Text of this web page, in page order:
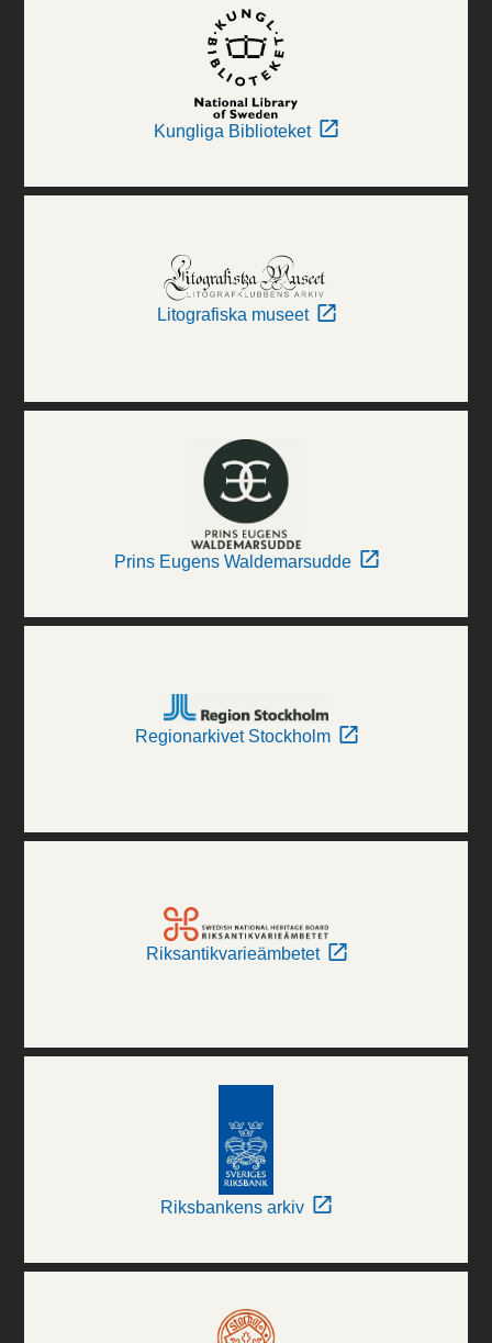
Kungliga Biblioteket
Litografiska museet
Prins Eugens Waldemarsudde
Regionarkivet Stockholm
Riksantikvarieämbetet
Riksbankens arkiv